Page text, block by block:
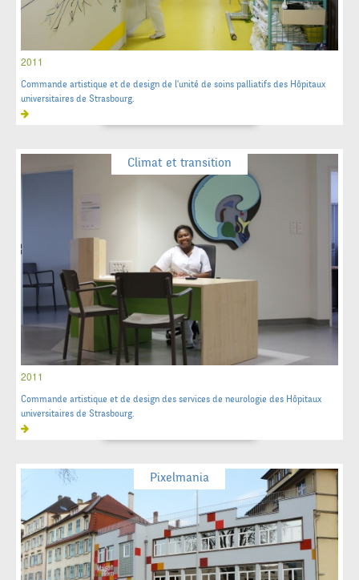
2011
Commande artistique et de design de l'unité de soins palliatifs des Hôpitaux
universitaires de Strasbourg.
Climat et transition
2011
Commande artistique et de design des services de neurologie des Hôpitaux
universitaires de Strasbourg.
Pixelmania